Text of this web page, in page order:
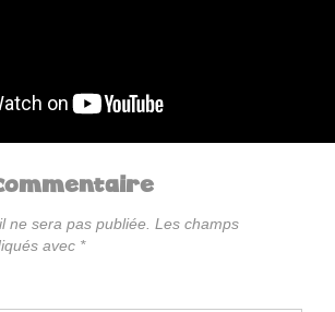
ne sera pas publiée. Les champs
avec *